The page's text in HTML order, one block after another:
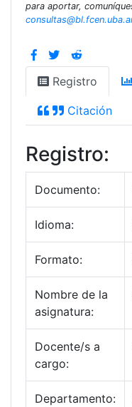
para aportar,
Registro
Citación
Registro:
Documento:
Idioma:
Formato:
Nombre de la
asignatura:
Docente/s a
cargo:
Departamento: